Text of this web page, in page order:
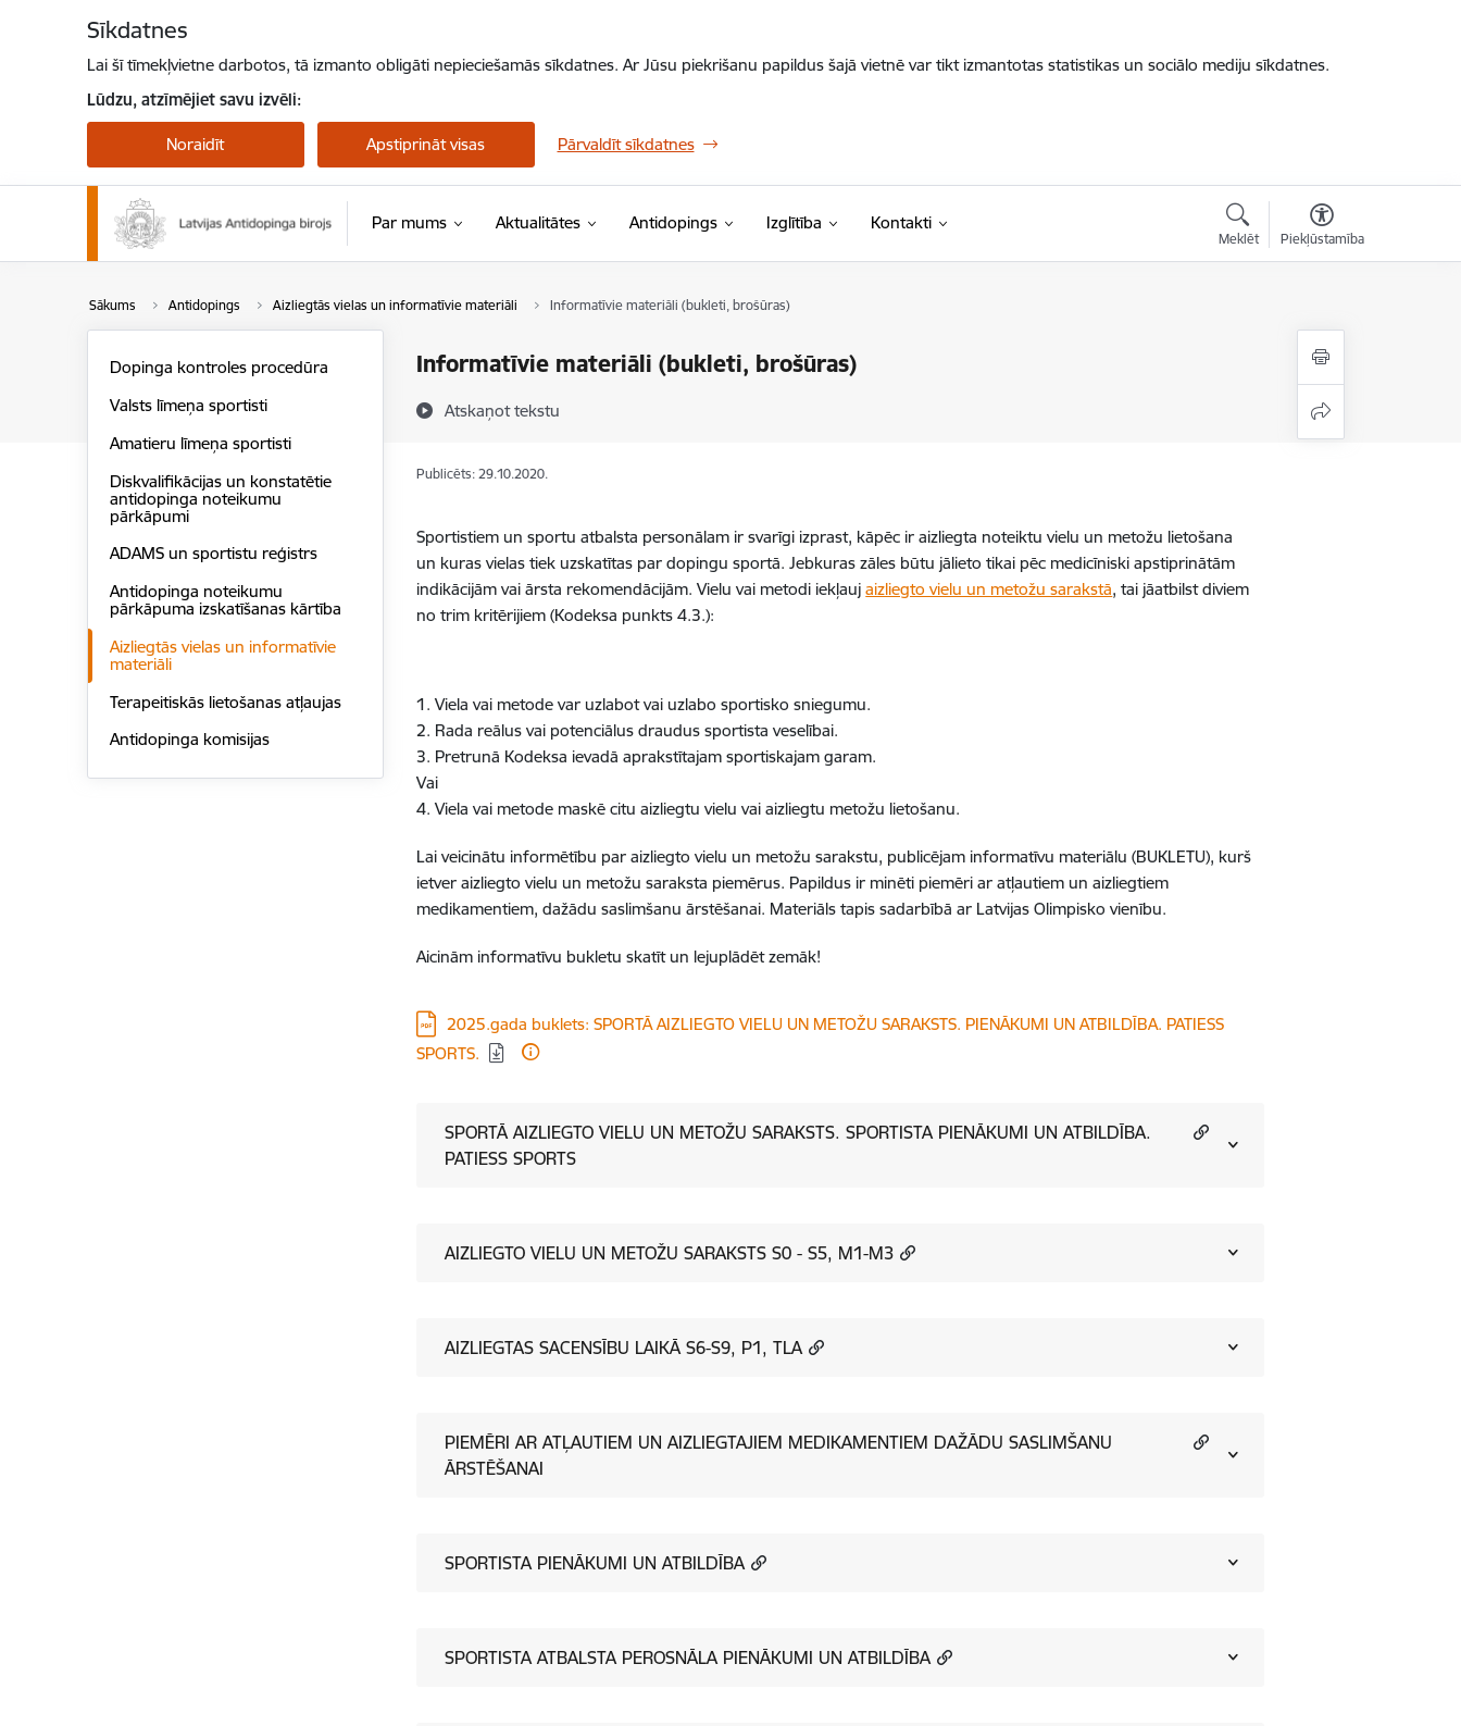
Sīkdatnes
Lai šī tīmekļvietne darbotos, tā izmanto obligāti nepieciešamās sīkdatnes. Ar Jūsu piekrišanu papildus šajā vietnē var tikt izmantotas statistikas un sociālo mediju sīkdatnes.
Lūdzu, atzīmējiet savu izvēli:
Noraidīt Apstiprināt visas Pārvaldīt sīkdatnes
Par mums Aktualitātes Antidopings Izglītība Kontakti
Meklēt Piekļūstamība
Sākums Antidopings Aizliegtās vielas un informatīvie materiāli Informatīvie materiāli (bukleti, brošūras)
Informatīvie materiāli (bukleti, brošūras)
Atskaņot tekstu
Dopinga kontroles procedūra
Valsts līmeņa sportisti
Amatieru līmeņa sportisti
Diskvalifikācijas un konstatētie
antidopinga noteikumu
pārkāpumi
ADAMS un sportistu reģistrs
Antidopinga noteikumu
pārkāpuma izskatīšanas kārtība
Aizliegtās vielas un informatīvie
materiāli
Terapeitiskās lietošanas atļaujas
Antidopinga komisijas
Publicēts: 29.10.2020.
Sportistiem un sportu atbalsta personālam ir svarīgi izprast, kāpēc ir aizliegta noteiktu vielu un metožu lietošana
un kuras vielas tiek uzskatītas par dopingu sportā. Jebkuras zāles būtu jālieto tikai pēc medicīniski apstiprinātām
indikācijām vai ārsta rekomendācijām. Vielu vai metodi iekļaujaizliegto vielu un metožu sarakstā, tai jāatbilst diviem
no trim kritērijiem (Kodeksa punkts 4.3.):
1. Viela vai metode var uzlabot vai uzlabo sportisko sniegumu.
2. Rada reālus vai potenciālus draudus sportista veselībai.
3. Pretrunā Kodeksa ievadā aprakstītajam sportiskajam garam.
Vai
4. Viela vai metode maskē citu aizliegtu vielu vai aizliegtu metožu lietošanu.
Lai veicinātu informētību par aizliegto vielu un metožu sarakstu, publicējam informatīvu materiālu (BUKLETU), kurš
ietver aizliegto vielu un metožu saraksta piemērus. Papildus ir minēti piemēri ar atļautiem un aizliegtiem
medikamentiem, dažādu saslimšanu ārstēšanai. Materiāls tapis sadarbībā ar Latvijas Olimpisko vienību.
Aicinām informatīvu bukletu skatīt un lejuplādēt zemāk!
Lejupielādēt:
2025.gada buklets: SPORTĀ AIZLIEGTO VIELU UN METOŽU SARAKSTS. PIENĀKUMI UN ATBILDĪBA. PATIESS
SPORTS.
SPORTĀ AIZLIEGTO VIELU UN METOŽU SARAKSTS. SPORTISTA PIENĀKUMI UN ATBILDĪBA.
PATIESS SPORTS
AIZLIEGTO VIELU UN METOŽU SARAKSTS S0 - S5, M1-M3
AIZLIEGTAS SACENSĪBU LAIKĀ S6-S9, P1, TLA
PIEMĒRI AR ATĻAUTIEM UN AIZLIEGTAJIEM MEDIKAMENTIEM DAŽĀDU SASLIMŠANU
ĀRSTĒŠANAI
SPORTISTA PIENĀKUMI UN ATBILDĪBA
SPORTISTA ATBALSTA PEROSNĀLA PIENĀKUMI UN ATBILDĪBA